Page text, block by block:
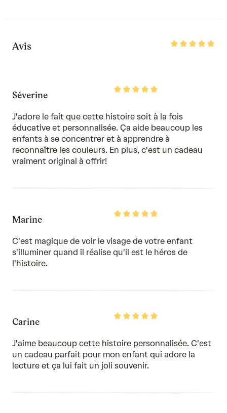
Avis
Rated
Rated
of
Séverine
J'adore le fait que cette histoire soit à la fois
éducative et personnalisée. Ça aide beaucoup les
enfants à se concentrer et à apprendre à
reconnaître les couleurs. En plus, c'est un cadeau
vraiment original à offrir!
Rated
Marine
C'est magique de voir le visage de votre enfant
s'illuminer quand il réalise qu'il est le héros de
l'histoire.
Rated
of
Carine
J'aime beaucoup cette histoire personnalisée. C'est
un cadeau parfait pour mon enfant qui adore la
lecture et ça lui fait un joli souvenir.